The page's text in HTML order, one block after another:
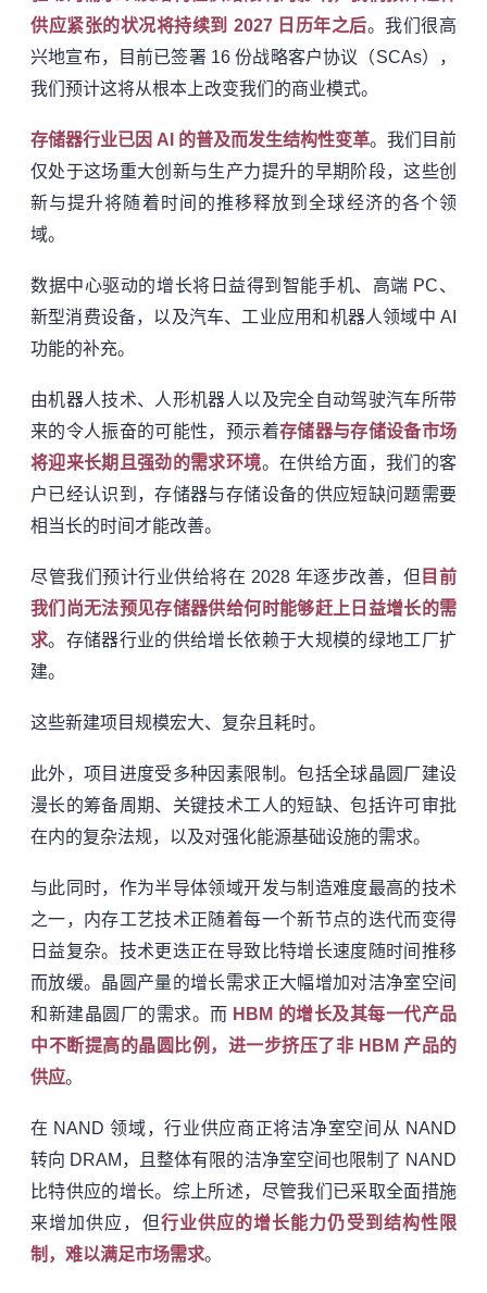
供应紧张的状况将持续到 2027 日历年之后。我们很高
兴地宣布，目前已签署 16 份战略客户协议（SCAs），
我们预计这将从根本上改变我们的商业模式。
存储器行业已因 AI 的普及而发生结构性变革。我们目前
仅处于这场重大创新与生产力提升的早期阶段，这些创
新与提升将随着时间的推移释放到全球经济的各个领
域。
数据中心驱动的增长将日益得到智能手机、高端 PC、
新型消费设备，以及汽车、工业应用和机器人领域中 AI
功能的补充。
由机器人技术、人形机器人以及完全自动驾驶汽车所带
来的令人振奋的可能性，预示着存储器与存储设备市场
将迎来长期且强劲的需求环境。在供给方面，我们的客
户已经认识到，存储器与存储设备的供应短缺问题需要
相当长的时间才能改善。
尽管我们预计行业供给将在 2028 年逐步改善，但 目前
我们尚无法预见存储器供给何时能够赶上日益增长的需
求。存储器行业的供给增长依赖于大规模的绿地工厂扩
建。
这些新建项目规模宏大、复杂且耗时。
此外，项目进度受多种因素限制。包括全球晶圆厂建设
漫长的筹备周期、关键技术工人的短缺、包括许可审批
在内的复杂法规，以及对强化能源基础设施的需求。
与此同时，作为半导体领域开发与制造难度最高的技术
之一，内存工艺技术正随着每一个新节点的迭代而变得
日益复杂。技术更迭正在导致比特增长速度随时间推移
而放缓。晶圆产量的增长需求正大幅增加对洁净室空间
和新建晶圆厂的需求。而 HBM 的增长及其每一代产品
中不断提高的晶圆比例，进一步挤压了非 HBM 产品的
供应。
在 NAND 领域，行业供应商正将洁净室空间从 NAND
转向 DRAM，且整体有限的洁净室空间也限制了 NAND
比特供应的增长。综上所述，尽管我们已采取全面措施
来增加供应，但行业供应的增长能力仍受到结构性限
制，难以满足市场需求。